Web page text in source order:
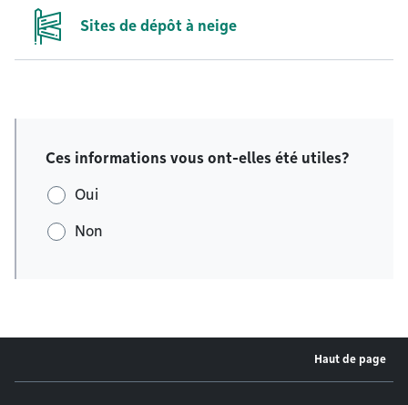
Sites de dépôt à neige
Ces informations vous ont-elles été utiles?
Oui
Non
Haut de page